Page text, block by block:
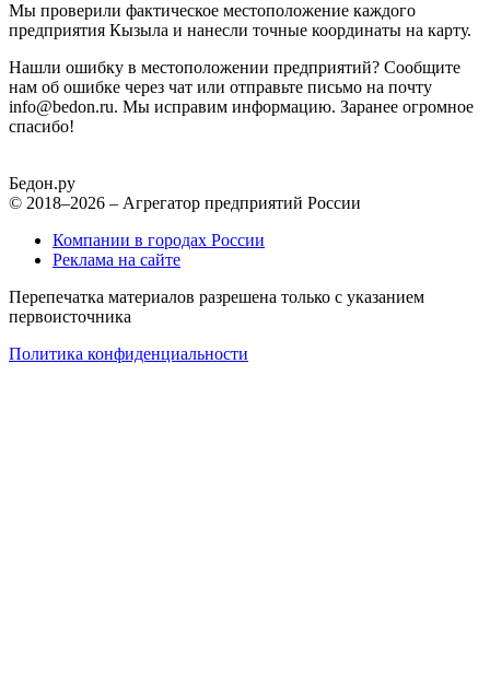
Мы проверили фактическое местоположение каждого
предприятия Кызыла и нанесли точные координаты на карту.
Нашли ошибку в местоположении предприятий? Сообщите
нам об ошибке через чат или отправьте письмо на почту
info@bedon.ru. Мы исправим информацию. Заранее огромное
спасибо!
Бедон.ру
© 2018–2026 – Агрегатор предприятий России
Компании в городах России
Реклама на сайте
Перепечатка материалов разрешена только с указанием
первоисточника
Политика конфиденциальности